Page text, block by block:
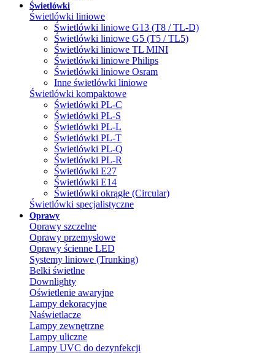
Świetlówki
Świetlówki liniowe
Świetlówki liniowe G13 (T8 / TL-D)
Świetlówki liniowe G5 (T5 / TL5)
Świetlówki liniowe TL MINI
Świetlówki liniowe Philips
Świetlówki liniowe Osram
Inne świetlówki liniowe
Świetlówki kompaktowe
Świetlówki PL-C
Świetlówki PL-S
Świetlówki PL-L
Świetlówki PL-T
Świetlówki PL-Q
Świetlówki PL-R
Świetlówki E27
Świetlówki E14
Świetlówki okrągłe (Circular)
Świetlówki specjalistyczne
Oprawy
Oprawy szczelne
Oprawy przemysłowe
Oprawy ścienne LED
Systemy liniowe (Trunking)
Belki świetlne
Downlighty
Oświetlenie awaryjne
Lampy dekoracyjne
Naświetlacze
Lampy zewnętrzne
Lampy uliczne
Lampy UVC do dezynfekcji